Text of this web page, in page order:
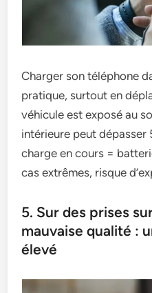
Charger son téléphone
pratique, surtout en
véhicule est exposé au
intérieure peut dépasser
charge en cours =
cas extrêmes, risque
5. Sur des prises
mauvaise qualité :
élevé